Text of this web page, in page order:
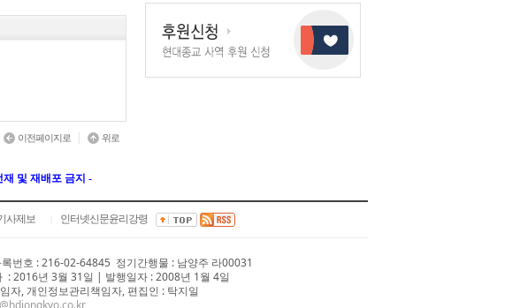
이전페이지로 | 위로
및 재배포 금지 -
사제보 인터넷신문윤리강령
번호 : 216-02-64845 정기간행물 : 남양주 라00031
년 3월 31일 | 발행일자 : 2008년 1월 4일
, 개인정보관리책임자, 편집인 : 탁지일